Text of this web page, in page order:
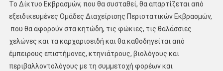
Το Δίκτυο Εκβρασμών, που θα συσταθεί, θα απαρτίζεται από
εξειδικευμένες Ομάδες Διαχείρισης Περιστατικών Εκβρασμών,
που θα αφορούν στα κητώδη, τις φώκιες, τις θαλάσσιες
χελώνες και τα καρχαριοειδή και θα καθοδηγείται από
έμπειρους επιστήμονες, κτηνιάτρους, βιολόγους και
περιβαλλοντολόγους με τη συμμετοχή φορέων και